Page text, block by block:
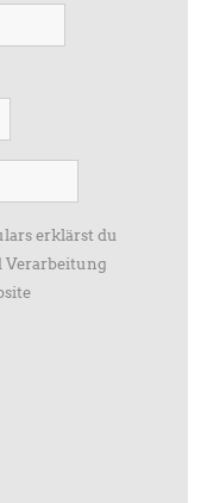
erklärst du
Verarbeitung